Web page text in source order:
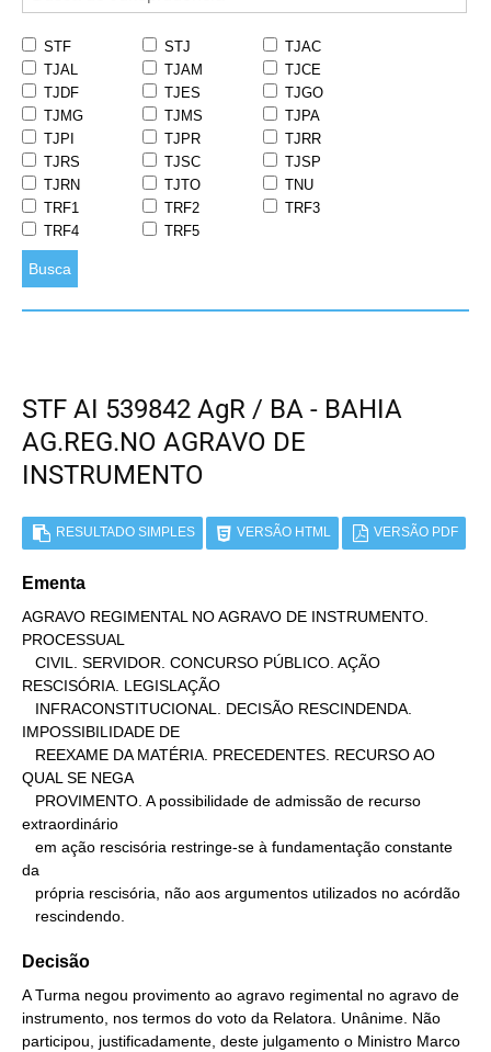
STF STJ
TJAC
TJAL
TJAM
TJCE
TJDF
TJES
TJGO
TJMG
TJMS
TJPA
TJPI
TJPR
TJRR
TJRS
TJSC
TJSP
TJRN
TJTO
TNU
TRF1
TRF2
TRF3
TRF4
TRF5
Busca
STF AI 539842 AgR / BA - BAHIA
AG.REG.NO AGRAVO DE
INSTRUMENTO
RESULTADO SIMPLES VERSÃO HTML VERSÃO PDF
Ementa
AGRAVO REGIMENTAL NO AGRAVO DE INSTRUMENTO.
PROCESSUAL
RESCISÓRIA. LEGISLAÇÃO
IMPOSSIBILIDADE DE
QUAL SE NEGA
extraordinário
da
   rescindendo.
Decisão
A Turma negou provimento ao agravo regimental no agravo de
instrumento, nos termos do voto da Relatora. Unânime. Não
participou, justificadamente, deste julgamento o Ministro Marco